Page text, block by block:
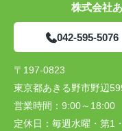
株式会社
042-595-5076
〒197-0823
東京都あきる野市野辺
営業時間： 9:00～18:00
定休日： 毎週水曜・第1